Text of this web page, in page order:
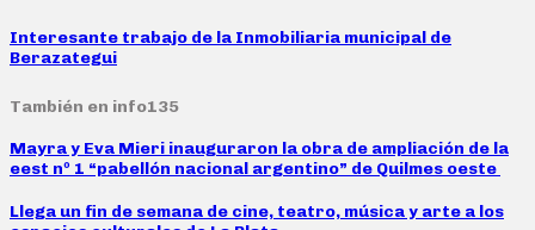
Interesante trabajo de la Inmobiliaria municipal de
Berazategui
También en info135
Mayra y Eva Mieri inauguraron la obra de ampliación de la
eest nº 1 “pabellón nacional argentino” de Quilmes oeste
Llega un fin de semana de cine, teatro, música y arte a los